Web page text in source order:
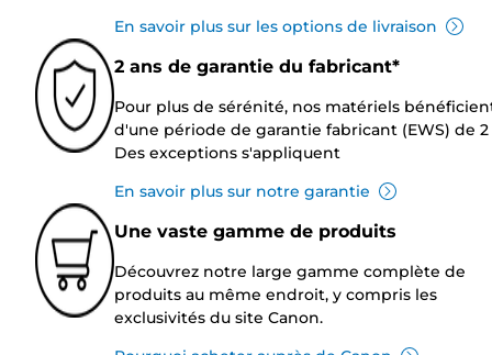
En savoir plus sur les options de livraison
2 ans de garantie du fabricant*
Pour plus de sérénité, nos matériels
d'une période de garantie fabricant (EWS) de 2
Des exceptions s'appliquent
En savoir plus sur notre garantie
Une vaste gamme de produits
Découvrez notre large gamme complète de
produits au même endroit, y compris les
exclusivités du site Canon.